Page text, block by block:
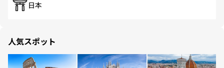
日本
人気スポット